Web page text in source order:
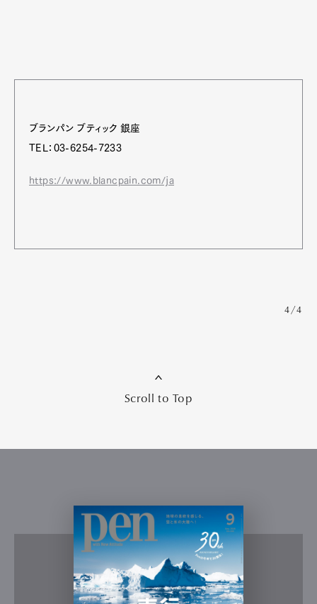
ブランパン ブティック 銀座
TEL：03-6254-7233
https://www.blancpain.com/ja
4/4
Scroll to Top